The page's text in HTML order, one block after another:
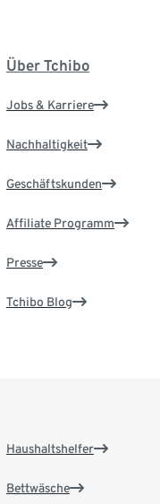
Über Tchibo
Jobs & Karriere
Nachhaltigkeit
Geschäftskunden
Affiliate Programm
Presse
Tchibo Blog
Haushaltshelfer
Bettwäsche